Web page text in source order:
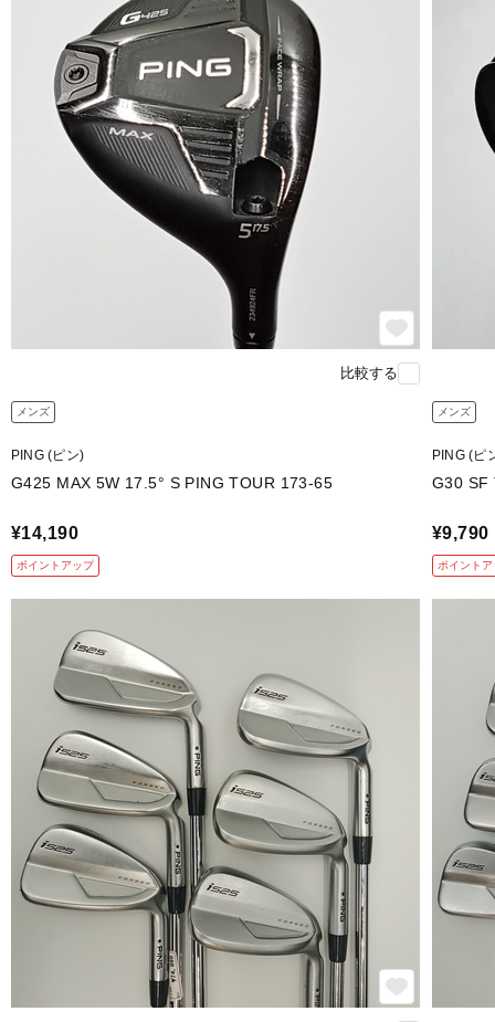
比較する
メンズ
PING (ピン)
G425 MAX 5W 17.5° S PING TOUR 173-65
¥14,190
ポイントアップ
メンズ
PING (ピ
G30 SF
¥9,790
ポイントア